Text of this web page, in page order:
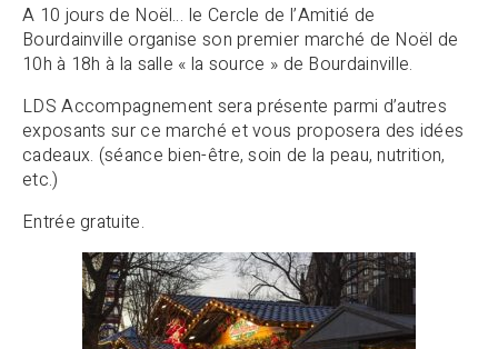
A 10 jours de Noël… le Cercle de l’Amitié de
Bourdainville organise son premier marché de Noël de
10h à 18h à la salle « la source » de Bourdainville.
LDS Accompagnement sera présente parmi d’autres
exposants sur ce marché et vous proposera des idées
cadeaux. (séance bien-être, soin de la peau, nutrition,
etc.)
Entrée gratuite.